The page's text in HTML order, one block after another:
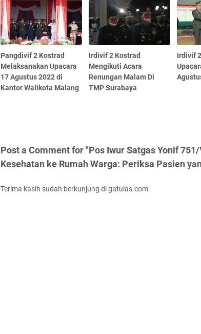
Pangdivif 2 Kostrad
Melaksanakan Upacara
17 Agustus 2022 di
Kantor Walikota Malang
Irdivif 2 Kostrad
Mengikuti Acara
Renungan Malam Di
TMP Surabaya
Irdivif
Post a Comment for "Pos Iwur Satgas Yonif
Kesehatan ke Rumah Warga: Periksa Pasien
Terima kasih sudah berkunjung di gatulas.com